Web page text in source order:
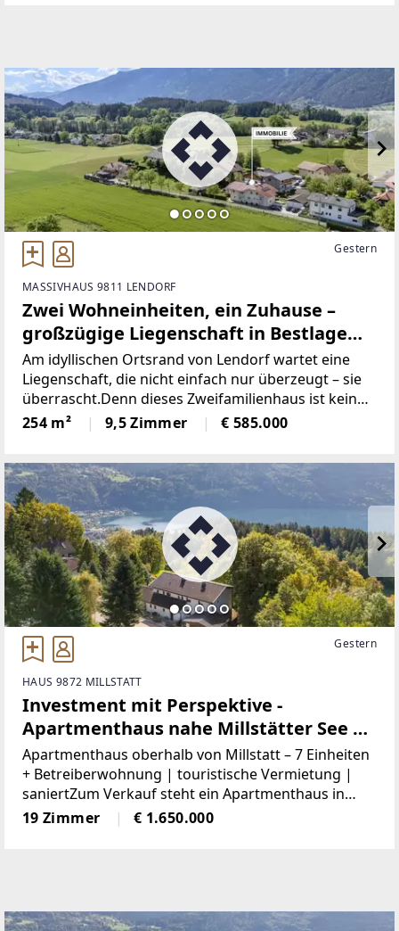
Gestern
MASSIVHAUS 9811 LENDORF
Zwei Wohneinheiten, ein Zuhause –
großzügige Liegenschaft in Bestlage
von Lendorf mit Gartenparadies &
Zukunftspotenzial
Am idyllischen Ortsrand von Lendorf wartet eine
Liegenschaft, die nicht einfach nur überzeugt – sie
überrascht.Denn dieses Zweifamilienhaus ist kein
Kompromiss. Es ist eine effiziente Kombination aus
Raum, Technik und Lebensgefühl. Ein Zuhause,
254 m² 9,5 Zimmer € 585.000
Gestern
HAUS 9872 MILLSTATT
Investment mit Perspektive -
Apartmenthaus nahe Millstätter See | 7
Apartments + Privatwohnung |
laufender Betrieb
Apartmenthaus oberhalb von Millstatt – 7 Einheiten
+ Betreiberwohnung | touristische Vermietung |
saniertZum Verkauf steht ein Apartmenthaus in
Matzelsdorf bei Millstatt auf einem ca. 2.798 m²
großen Grundstück. Die Liegenschaft umfasst
19 Zimmer € 1.650.000